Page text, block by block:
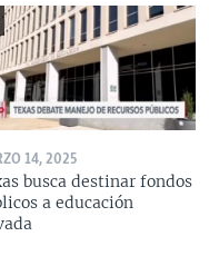
14, 2025
busca destinar fondos
a educación